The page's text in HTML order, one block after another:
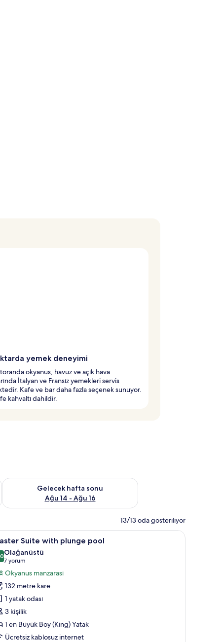
yemek deneyimi
okyanus, havuz ve açık hava
İtalyan ve Fransız yemekleri servis
Kafe ve bar daha fazla seçenek sunuyor.
kahvaltı dahildir.
7 - Ağu 9
Gelecek hafta sonu
Ağu 14 - Ağu 16
Önümüzdeki hafta sonu için müsaitliği kontrol et Ağu 14 -
13/13 oda gösteriliyor
ücretsiz minibar Master Suite with
6 Suite with plunge pool
/ 10
Olağanüstü
7 yorum
(7
yorum)
Okyanus manzarası
132 metre kare
1 yatak odası
3 kişilik
1 en Büyük Boy (King) Yatak
Ücretsiz kablosuz internet